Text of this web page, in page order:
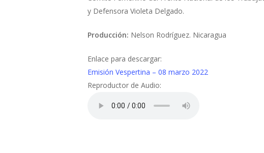
y Defensora Violeta Delgado.
Producción: Nelson Rodríguez. Nicaragua
Enlace para descargar:
Emisión Vespertina – 08 marzo 2022
Reproductor de Audio: